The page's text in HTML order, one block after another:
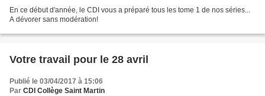
En ce début d'année, le CDI vous a préparé tous les tome 1 de nos séries...
A dévorer sans modération!
Votre travail pour le 28 avril
Publié le 03/04/2017 à 15:06
Par CDI Collège Saint Martin